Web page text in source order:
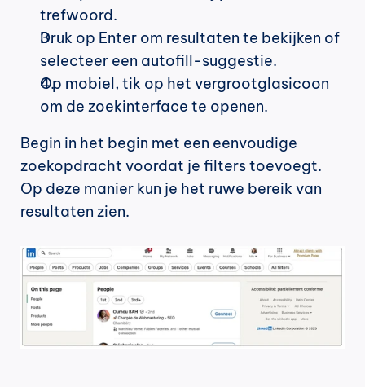
trefwoord.
Druk op Enter om resultaten te bekijken of
selecteer een autofill-suggestie.
Op mobiel, tik op het vergrootglasicoon
om de zoekinterface te openen.
Begin in het begin met een eenvoudige
zoekopdracht voordat je filters toevoegt.
Op deze manier kun je het ruwe bereik van
resultaten zien.